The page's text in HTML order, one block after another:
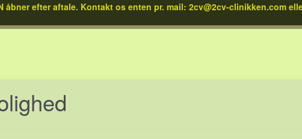
åbner efter aftale. Kontakt os enten pr. mail: 2cv@2cv-clinikken.com